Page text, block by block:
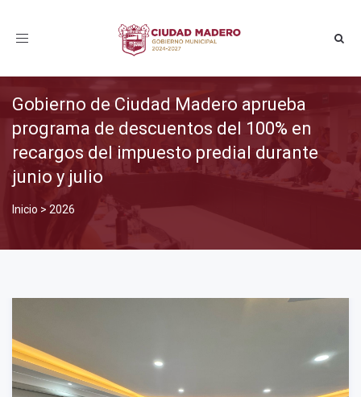
Toggle
Gobierno de Ciudad Madero aprueba
programa de descuentos del 100% en
recargos del impuesto predial durante
junio y julio
Inicio > 2026